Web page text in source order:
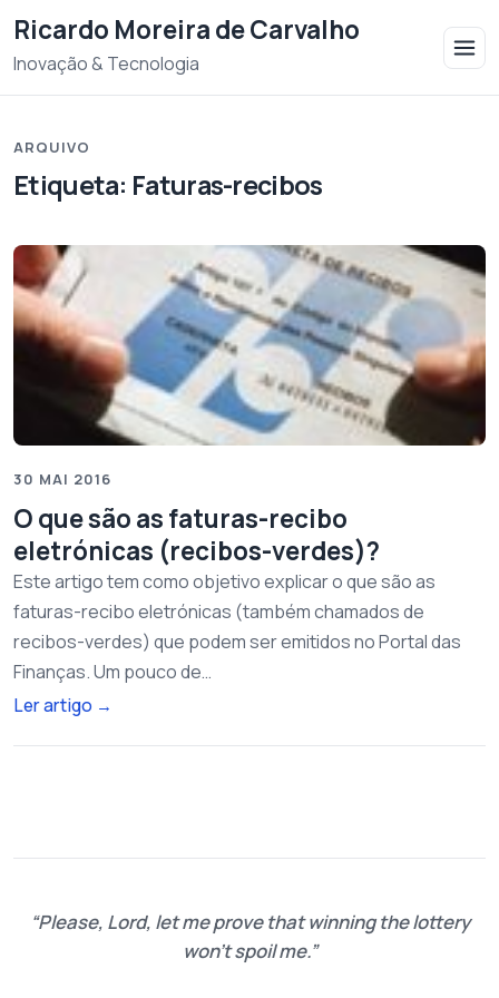
Ricardo Moreira de Carvalho
Inovação & Tecnologia
ARQUIVO
Etiqueta: Faturas-recibos
30 MAI 2016
O que são as faturas-recibo
eletrónicas (recibos-verdes)?
Este artigo tem como objetivo explicar o que são as
faturas-recibo eletrónicas (também chamados de
recibos-verdes) que podem ser emitidos no Portal das
Finanças. Um pouco de…
Ler artigo →
Please, Lord, let me prove that winning the lottery
won't spoil me.